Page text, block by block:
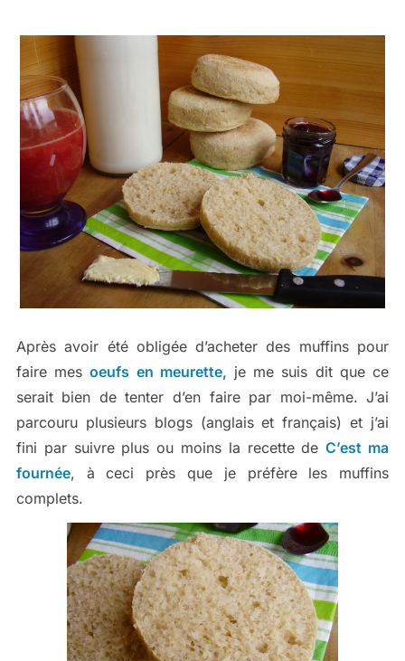
Après avoir été obligée d’acheter des muffins pour
faire mesoeufs en meurette, je me suis dit que ce
serait bien de tenter d’en faire par moi-même. J’ai
parcouru plusieurs blogs (anglais et français) et j’ai
fini par suivre plus ou moins la recette deC’est ma
fournée, à ceci près que je préfère les muffins
complets.